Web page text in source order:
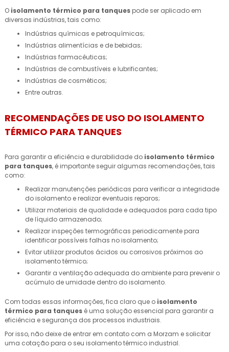
O isolamento térmico para tanques pode ser aplicado em
diversas indústrias, tais como:
Indústrias químicas e petroquímicas;
Indústrias alimentícias e de bebidas;
Indústrias farmacêuticas;
Indústrias de combustíveis e lubrificantes;
Indústrias de cosméticos;
Entre outras.
RECOMENDAÇÕES DE USO DO ISOLAMENTO
TÉRMICO PARA TANQUES
Para garantir a eficiência e durabilidade do isolamento térmico
para tanques, é importante seguir algumas recomendações, tais
como:
Realizar manutenções periódicas para verificar a integridade
do isolamento e realizar eventuais reparos;
Utilizar materiais de qualidade e adequados para cada tipo
de líquido armazenado;
Realizar inspeções termográficas periodicamente para
identificar possíveis falhas no isolamento;
Evitar utilizar produtos ácidos ou corrosivos próximos ao
isolamento térmico;
Garantir a ventilação adequada do ambiente para prevenir o
acúmulo de umidade dentro do isolamento.
Com todas essas informações, fica claro que o isolamento
térmico para tanques é uma solução essencial para garantir a
eficiência e segurança dos processos industriais.
Por isso, não deixe de entrar em contato com a Morzam e solicitar
uma cotação para o seu isolamento térmico industrial.